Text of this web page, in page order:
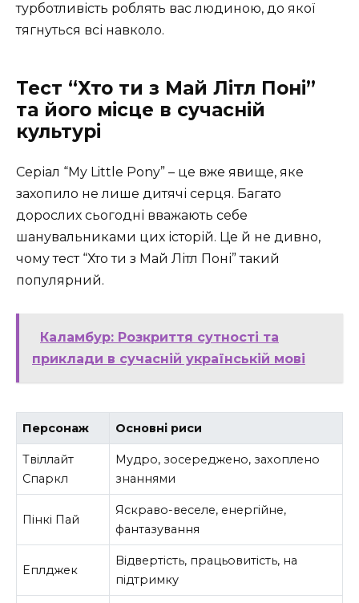
турботливість роблять вас людиною, до якої
тягнуться всі навколо.
Тест “Хто ти з Май Літл Поні”
та його місце в сучасній
культурі
Серіал “My Little Pony” – це вже явище, яке
захопило не лише дитячі серця. Багато
дорослих сьогодні вважають себе
шанувальниками цих історій. Це й не дивно,
чому тест “Хто ти з Май Літл Поні” такий
популярний.
Каламбур: Розкриття сутності та
приклади в сучасній українській мові
Персонаж Основні риси
Твіллайт
Спаркл
Мудро, зосереджено, захоплено
знаннями
Пінкі Пай
Яскраво-веселе, енергійне,
фантазування
Еплджек
Відвертість, працьовитість, на
підтримку